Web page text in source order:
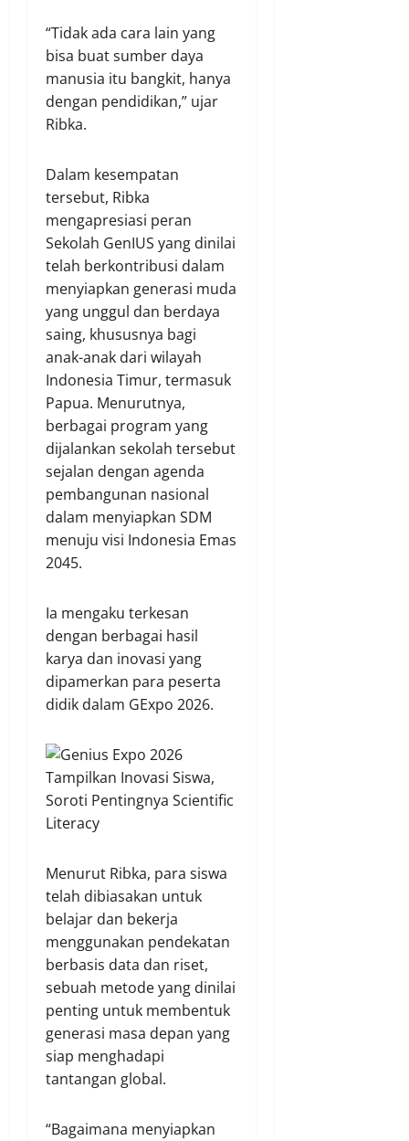
“Tidak ada cara lain yang
bisa buat sumber daya
manusia itu bangkit, hanya
dengan pendidikan,” ujar
Ribka.
Dalam kesempatan
tersebut, Ribka
mengapresiasi peran
Sekolah GenIUS yang dinilai
telah berkontribusi dalam
menyiapkan generasi muda
yang unggul dan berdaya
saing, khususnya bagi
anak-anak dari wilayah
Indonesia Timur, termasuk
Papua. Menurutnya,
berbagai program yang
dijalankan sekolah tersebut
sejalan dengan agenda
pembangunan nasional
dalam menyiapkan SDM
menuju visi Indonesia Emas
2045.
Ia mengaku terkesan
dengan berbagai hasil
karya dan inovasi yang
dipamerkan para peserta
didik dalam GExpo 2026.
Menurut Ribka, para siswa
telah dibiasakan untuk
belajar dan bekerja
menggunakan pendekatan
berbasis data dan riset,
sebuah metode yang dinilai
penting untuk membentuk
generasi masa depan yang
siap menghadapi
tantangan global.
“Bagaimana menyiapkan